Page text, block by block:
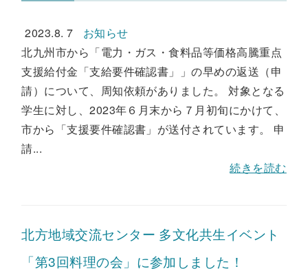
2023.8. 7
お知らせ
北九州市から「電力・ガス・食料品等価格高騰重点
支援給付金「支給要件確認書」」の早めの返送（申
請）について、周知依頼がありました。 対象となる
学生に対し、2023年６月末から７月初旬にかけて、
市から「支援要件確認書」が送付されています。 申
請...
続きを読む
北方地域交流センター 多文化共生イベント
「第3回料理の会」に参加しました！